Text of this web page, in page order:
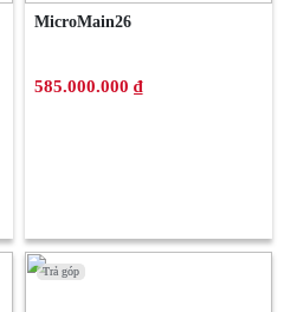
MicroMain26
585.000.000 ₫
Trả góp
Trả góp